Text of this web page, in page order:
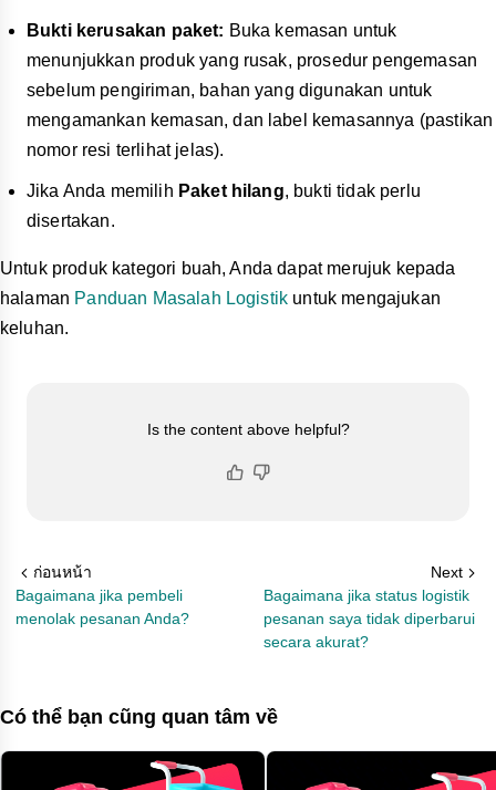
Bukti kerusakan paket: Buka kemasan untuk
menunjukkan produk yang rusak, prosedur pengemasan
sebelum pengiriman, bahan yang digunakan untuk
mengamankan kemasan, dan label kemasannya (pastikan
nomor resi terlihat jelas).
Jika Anda memilih Paket hilang, bukti tidak perlu
disertakan.
Untuk produk kategori buah, Anda dapat merujuk kepada
halaman Panduan Masalah Logistik untuk mengajukan
keluhan.
Is the content above helpful?
ก่อนหน้า
Bagaimana jika pembeli
menolak pesanan Anda?
Next
Bagaimana jika status logistik
pesanan saya tidak diperbarui
secara akurat?
Có thể bạn cũng quan tâm về